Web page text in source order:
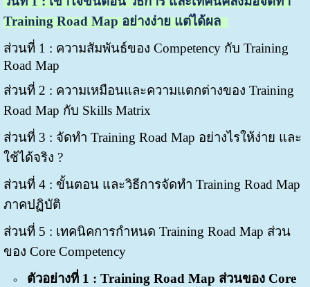
Training Road Map อย่างง่าย แต่ได้ผล
ส่วนที่ 1 : ความสัมพันธ์ของ Competency กับ Training
Road Map
ส่วนที่ 2 : ความเหมือนและความแตกต่างของ Training
Road Map กับ Skills Matrix
ส่วนที่ 3 : จัดทำ Training Road Map อย่างไรให้ง่าย และ
ใช้ได้จริง ?
ส่วนที่ 4 : ขั้นตอน และวิธีการจัดทำ Training Road Map
ภาคปฏิบัติ
ส่วนที่ 5 : เทคนิคการกำหนด Training Road Map ส่วน
ของ Core Competency
ตัวอย่างที่ 1 : Training Road Map ส่วนของ Core